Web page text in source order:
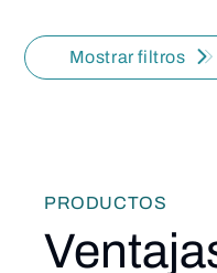
Mostrar filtros
PRODUCTOS